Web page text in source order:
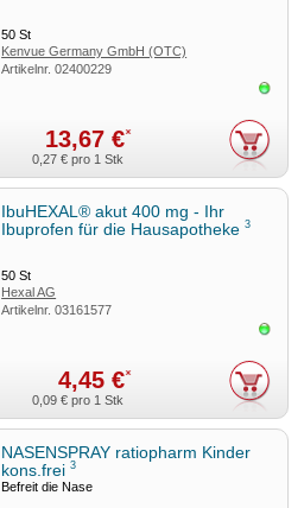
50St
Kenvue Germany GmbH (OTC)
Artikelnr.02400229
13,67 €*
0,27 € pro 1 Stk
IbuHEXAL® akut 400 mg - Ihr
Ibuprofen für die Hausapotheke3
50St
Hexal AG
Artikelnr.03161577
4,45 €*
0,09 € pro 1 Stk
NASENSPRAY ratiopharm Kinder
kons.frei3
Befreit die Nase